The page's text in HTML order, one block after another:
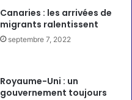
Canaries : les arrivées de
migrants ralentissent
septembre 7, 2022
Royaume-Uni : un
gouvernement toujours